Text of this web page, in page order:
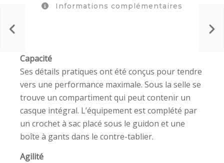
Informations complémentaires
Capacité
Ses détails pratiques ont été conçus pour tendre
vers une performance maximale. Sous la selle se
trouve un compartiment qui peut contenir un
casque intégral. L’équipement est complété par
un crochet à sac placé sous le guidon et une
boîte à gants dans le contre-tablier.
Agilité